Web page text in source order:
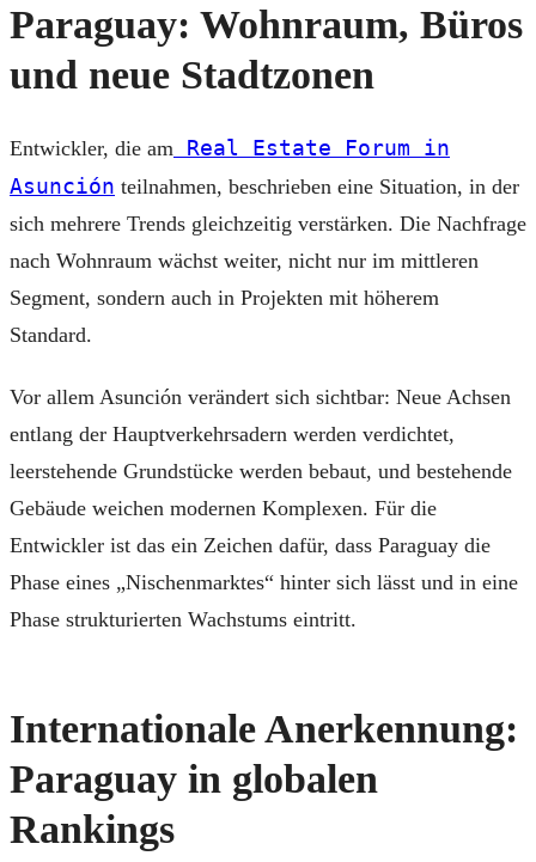
Paraguay: Wohnraum, Büros
und neue Stadtzonen
Entwickler, die am Real Estate Forum in
Asunción teilnahmen, beschrieben eine Situation, in der
sich mehrere Trends gleichzeitig verstärken. Die Nachfrage
nach Wohnraum wächst weiter, nicht nur im mittleren
Segment, sondern auch in Projekten mit höherem
Standard.
Vor allem Asunción verändert sich sichtbar: Neue Achsen
entlang der Hauptverkehrsadern werden verdichtet,
leerstehende Grundstücke werden bebaut, und bestehende
Gebäude weichen modernen Komplexen. Für die
Entwickler ist das ein Zeichen dafür, dass Paraguay die
Phase eines „Nischenmarktes“ hinter sich lässt und in eine
Phase strukturierten Wachstums eintritt.
Internationale Anerkennung:
Paraguay in globalen
Rankings